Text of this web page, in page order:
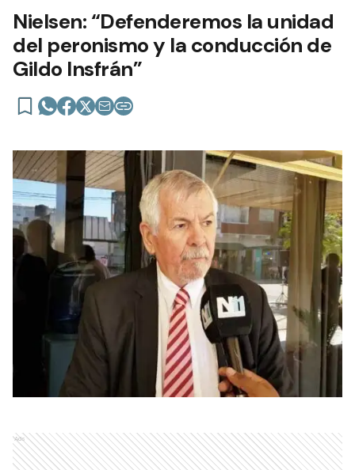
Nielsen: “Defenderemos la unidad
del peronismo y la conducción de
Gildo Insfrán”
Ads